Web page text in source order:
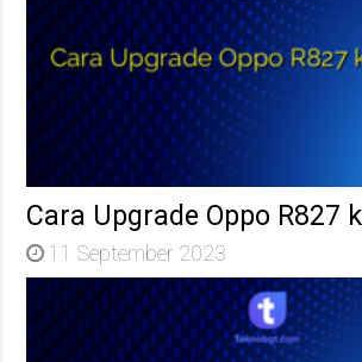
Cara Upgrade Oppo R827
11 September 2023